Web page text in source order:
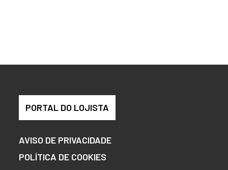
PORTAL DO LOJISTA
AVISO DE PRIVACIDADE
POLÍTICA DE COOKIES